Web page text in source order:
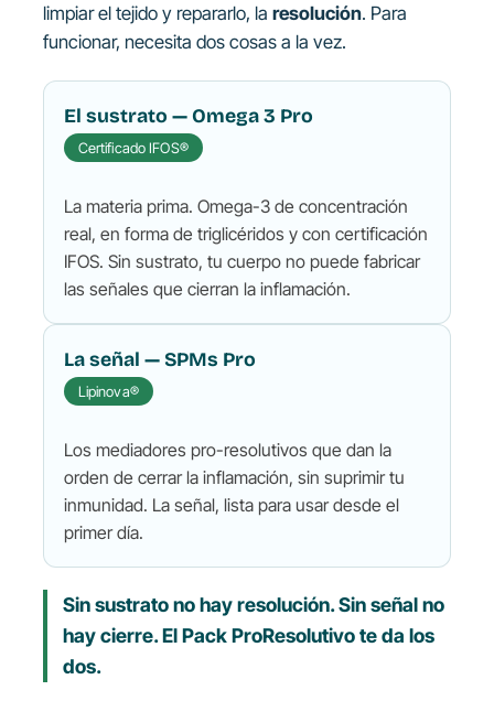
limpiar el tejido y repararlo, la resolución. Para
funcionar, necesita dos cosas a la vez.
El sustrato — Omega 3 Pro
Certificado IFOS®
La materia prima. Omega-3 de concentración
real, en forma de triglicéridos y con certificación
IFOS. Sin sustrato, tu cuerpo no puede fabricar
las señales que cierran la inflamación.
La señal — SPMs Pro
Lipinova®
Los mediadores pro-resolutivos que dan la
orden de cerrar la inflamación, sin suprimir tu
inmunidad. La señal, lista para usar desde el
primer día.
Sin sustrato no hay resolución. Sin señal no
hay cierre. El Pack ProResolutivo te da los
dos.